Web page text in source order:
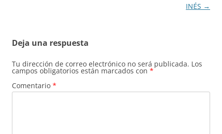
INÉS →
Deja una respuesta
Tu dirección de correo electrónico no será publicada. Los
campos obligatorios están marcados con *
Comentario *